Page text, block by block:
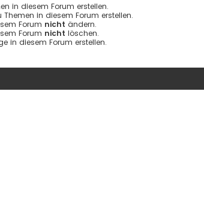
in diesem Forum erstellen.
Themen in diesem Forum erstellen.
Forum nicht ändern.
Forum nicht löschen.
in diesem Forum erstellen.